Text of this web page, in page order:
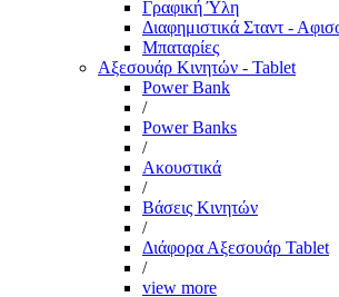
Γραφική Ύλη
Διαφημιστικά Σταντ -
Μπαταρίες
Αξεσουάρ Κινητών - Tablet
Power Bank
/
Power Banks
/
Ακουστικά
/
Βάσεις Κινητών
/
Διάφορα Αξεσουάρ Tablet
/
view more